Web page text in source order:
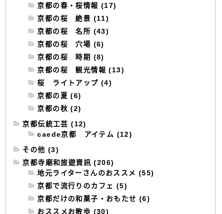
京都の春・桜情報 (17)
京都の桜 絶景 (11)
京都の桜 名所 (43)
京都の桜 穴場 (6)
京都の桜 時期 (8)
京都の桜 観光情報 (13)
桜 ライトアップ (4)
京都の夏 (6)
京都の秋 (2)
京都伝統工芸 (12)
caede京都 アイテム (12)
その他 (3)
京都寺廟和旅遊資訊 (206)
地元ライターさんのおススメ (55)
京都で流行りのカフェ (5)
京都だけの和菓子・おもたせ (6)
おススメお散歩 (30)